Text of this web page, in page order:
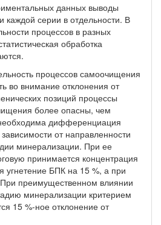
данных выводы
каждой серии в отдельности. В
процессов в разных
обработка
процессов самоочищения
во внимание отклонения от
позиций процессы
более опасны, чем
дифференциация
от направленности
минерализации. При ее
принимается концентрация
БПК на 15 %, а при
преимущественном влиянии
минерализации критерием
15 %-ное отклонение от